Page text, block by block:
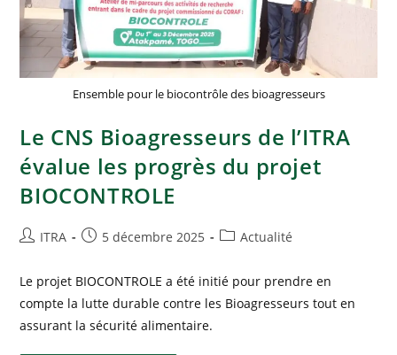
Ensemble pour le biocontrôle des bioagresseurs
Le CNS Bioagresseurs de l’ITRA
évalue les progrès du projet
BIOCONTROLE
ITRA 5 décembre 2025 Actualité
Le projet BIOCONTROLE a été initié pour prendre en
compte la lutte durable contre les Bioagresseurs tout en
assurant la sécurité alimentaire.